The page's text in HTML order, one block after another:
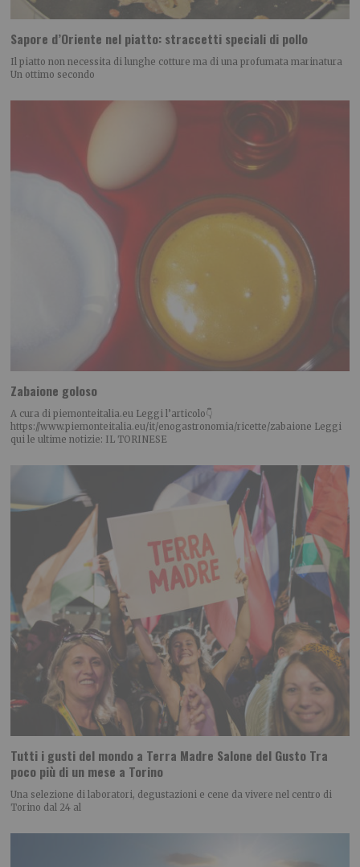
Sapore d’Oriente nel piatto: straccetti speciali di pollo
Il piatto non necessita di lunghe cotture ma di una profumata marinatura
Un ottimo secondo
Zabaione goloso
A cura di piemonteitalia.eu Leggi l’articolo👇
https://www.piemonteitalia.eu/it/enogastronomia/ricette/zabaione Leggi
qui le ultime notizie: IL TORINESE
Tutti i gusti del mondo a Terra Madre Salone del Gusto Tra
poco più di un mese a Torino
Una selezione di laboratori, degustazioni e cene da vivere nel centro di
Torino dal 24 al